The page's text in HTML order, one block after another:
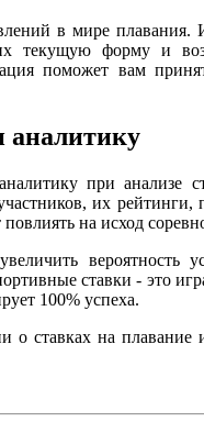
в мире плавания.
текущую форму и
поможет вам
аналитику
при анализе
их рейтинги,
на исход
вероятность
ставки - это
100% успеха.
о ставках на плавание